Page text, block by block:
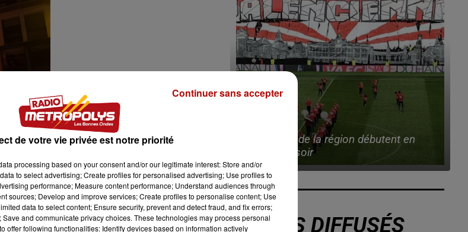
Deux clubs de la région débutent en
Ligue 3 ce soir
TITRES DIFFUSÉS
de votre vie privée est notre priorité
processing based on your consent and/or our legitimate interest: Store and/or
to select advertising; Create profiles for personalised advertising; Use profiles to
performance; Measure content performance; Understand audiences through
sources; Develop and improve services; Create profiles to personalise content; Use
data to select content; Ensure security, prevent and detect fraud, and fix errors;
and communicate privacy choices. These technologies may process personal
offer following functionalities: Identify devices based on information actively
Continuer sans accepter